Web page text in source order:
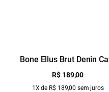
Bone Ellus Brut Denin
R$ 189,00
1X de R$ 189,00 sem juros